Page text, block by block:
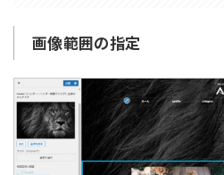
画像範囲の指定